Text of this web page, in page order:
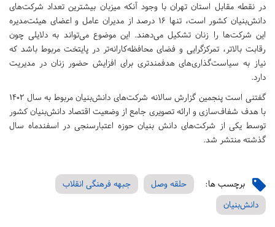
در نقطه مقابل استان تهران با وجود آنکه میزبان بیشترین تعداد شرکت‌های
دانش‌بنیان کشور است، تنها ۱۶ درصد از مدیران عامل و اعضای هیئت‌مدیره
این شرکت‌ها را زنان تشکیل می‌دهند. این موضوع می‌تواند به دلایلی چون
رقابت بالاتر، تمرکزگرایی و فضای محافظه‌کارانه‌تر در پایتخت مربوط باشد که
نیاز به سیاست‌گذاری‌های هدفمندتری برای افزایش حضور زنان در مدیریت
دارد.
گفتنی است پنجمین گزارش سالانه شرکت‌های دانش‌بنیان مربوط به سال ۱۴۰۲
با هدف شفاف‌سازی و ارائه تصویری جامع از وضعیت اقتصاد دانش‌بنیان کشور
توسط یکی از شرکت‌های دانش بنیان حوزه اعتبارسنجی در اسفندماه سال
گذشته منتشر شد.
برچسب ها: حلقه وصل
جبهه فرهنگی انقلاب
دانش‌بنیان